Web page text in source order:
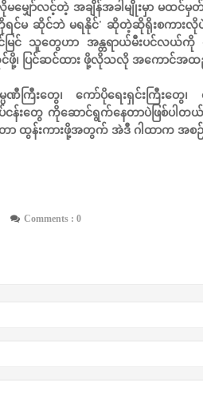
လိုမမျှော်လင့်တဲ့ အချိန်အခါမျိုးမှာ မ
င်မ ဆိုင်ဘဲ မရနိုင်' ဆိုတဲ့ဆိုရိုးစကားလို
င်မြင် သူတွေဟာ အန္တရာယ်မီးပင်လ
င်ဖို့၊ ပြင်ဆင်ထား ဖို့လိုသလို အကောင်အ
ကြီးတွေ၊ ကော်ပိုရေးရှင်းကြီးတွေ
လုပ်ငန်းတွေ ကိုဆောင်ရွက်နေတာပဲဖြစ်
တာ ထွန်းကားဖို့အတွက် အဲဒီ ဂါထာက အစဉ်
Comments : 0